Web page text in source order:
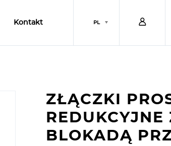
Kontakt PL L
i
ZŁĄCZKI
REDUKCYJNE
BLOKADĄ